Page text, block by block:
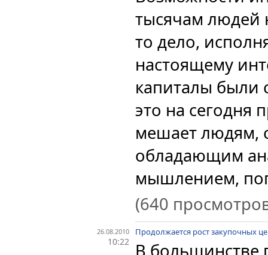
тысячам людей
то дело,
настоящему
капиталы были
это на сегодня
мешает людям,
обладающим
мышлением,
(640
26.08.2010
10:22
Продолжается рост закупочных